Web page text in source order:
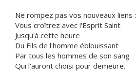
Ne rompez pas vos nouveaux liens :
Vous croîtrez avec l'Esprit Saint
Jusqu'à cette heure
Du Fils de l'homme éblouissant
Par tous les hommes de son sang
Qui l'auront choisi pour demeure.